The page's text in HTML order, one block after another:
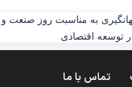
به مناسبت روز صنعت و
توسعه اقتصادی
تماس با ما